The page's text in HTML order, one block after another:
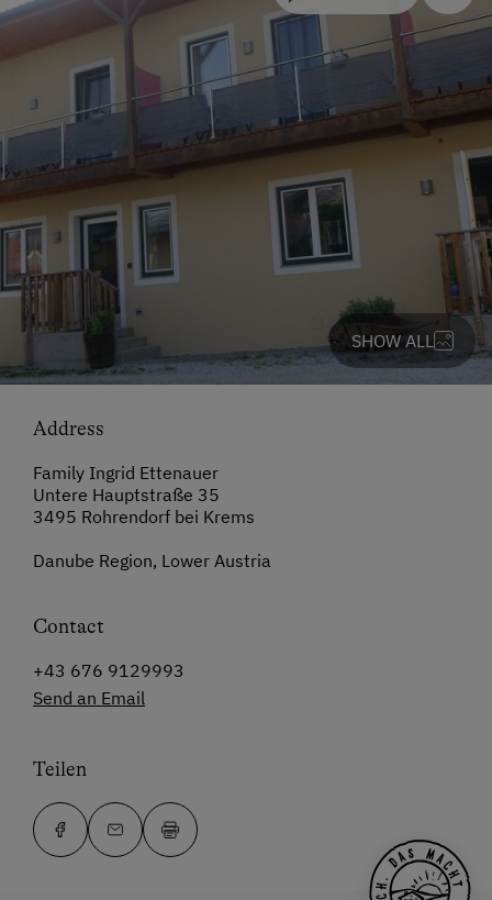
SHOW ALL
Address
Family Ingrid Ettenauer
Untere Hauptstraße 35
3495 Rohrendorf bei Krems
Danube Region, Lower Austria
Contact
+43 676 9129993
Send an Email
Teilen